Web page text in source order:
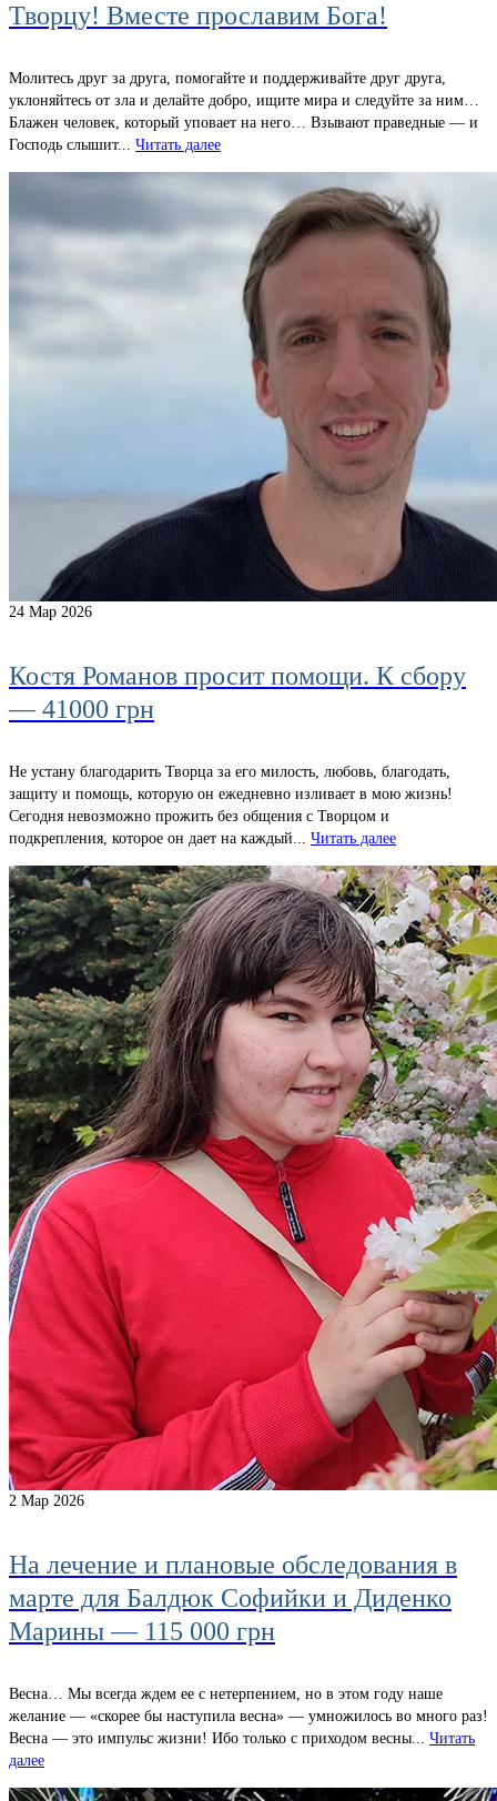
Творцу! Вместе прославим Бога!
Молитесь друг за друга, помогайте и поддерживайте друг друга,
уклоняйтесь от зла и делайте добро, ищите мира и следуйте за ним…
Блажен человек, который уповает на него… Взывают праведные — и
Господь слышит... Читать далее
24 Мар 2026
Костя Романов просит помощи. К сбору
— 41000 грн
Не устану благодарить Творца за его милость, любовь, благодать,
защиту и помощь, которую он ежедневно изливает в мою жизнь!
Сегодня невозможно прожить без общения с Творцом и
подкрепления, которое он дает на каждый... Читать далее
2 Мар 2026
На лечение и плановые обследования в
марте для Балдюк Софийки и Диденко
Марины — 115 000 грн
Весна… Мы всегда ждем ее с нетерпением, но в этом году наше
желание — «скорее бы наступила весна» — умножилось во много раз!
Весна — это импульс жизни! Ибо только с приходом весны... Читать
далее